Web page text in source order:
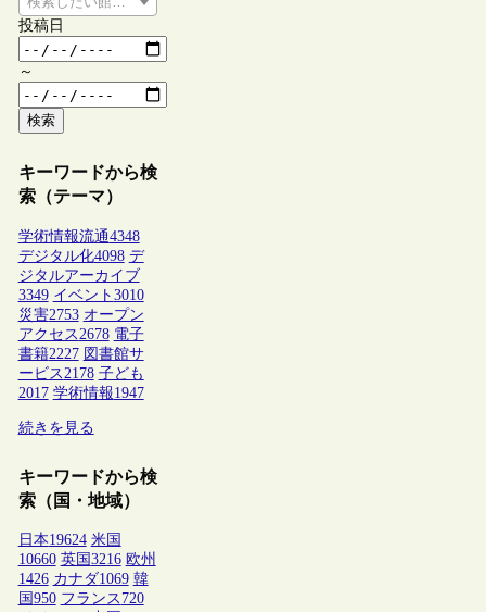
投稿日
～
検索
キーワードから検
索（テーマ）
学術情報流通4348
デジタル化4098 デ
ジタルアーカイブ
3349 イベント 3010
災害2753 オープン
アクセス 2678 電子
書籍2227 図書館サ
ービス 2178 子ども
2017 学術情報1947
続きを見る
キーワードから検
索（国・地域）
日本19624 米国
10660 英国 3216 欧州
1426 カナダ1069 韓
国 950 フランス 720